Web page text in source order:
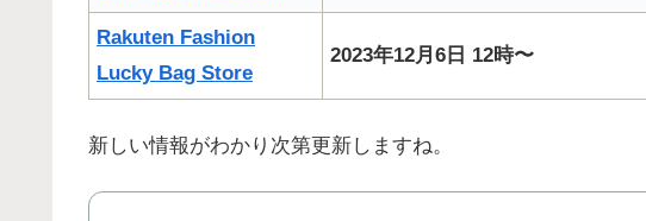
Rakuten Fashion
Lucky Bag Store
2023年12月6日 12時〜
新しい情報がわかり次第更新しますね。